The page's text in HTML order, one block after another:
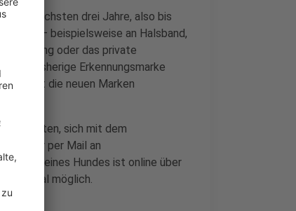
die nächsten drei Jahre, also bis
Tier – beispielsweise an Halsband,
Wohnung oder das private
die bisherige Erkennungsmarke
Stadt die neuen Marken
gebeten, sich mit dem
oder per Mail an
eines Hundes ist online über
möglich.